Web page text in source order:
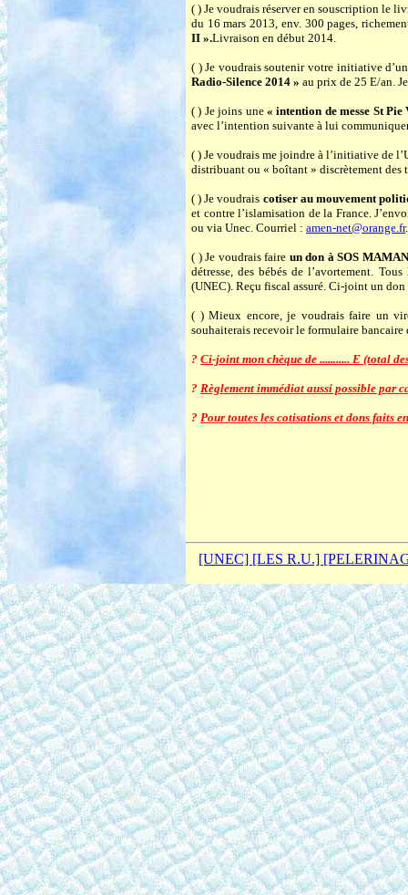
( ) Je voudrais réserver en souscription le
du 16 mars 2013, env. 300 pages,
II ».Livraison en début 2014.
( ) Je voudrais soutenir votre initiative
Radio-Silence 2014 » au prix de 25 E/an.
( ) Je joins une« intention de messe St Pie
avec l’intention suivante à lui
( ) Je voudrais me joindre à l’initiative de
distribuant ou « boîtant » discrètement
( ) Je voudrais cotiser au mouvement
et contre l’islamisation de la France.
ou via Unec. Courriel : amen-net@orange.fr
( ) Je voudrais faire un don à SOS
détresse, des bébés de l’avortement.
(UNEC). Reçu fiscal assuré. Ci-joint un
( ) Mieux encore, je voudrais faire un
souhaiterais recevoir le formulaire bancaire
? Ci-joint mon chèque de ........... E (total
? Règlement immédiat aussi possible par
? Pour toutes les cotisations et dons faits
[UNEC] [LES R.U.]